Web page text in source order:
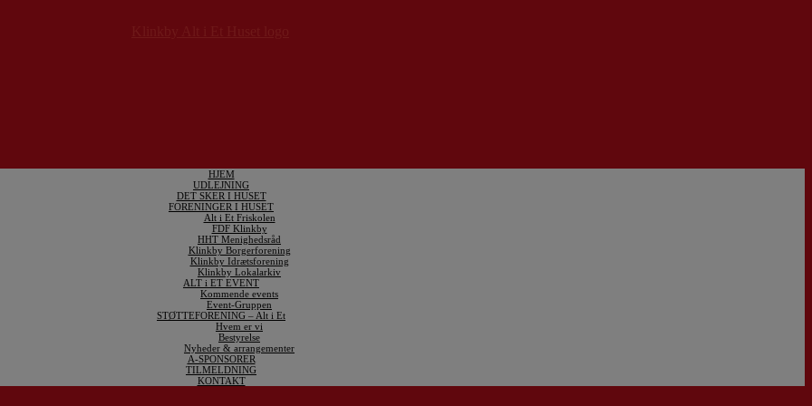
HJEM
UDLEJNING
DET SKER I HUSET
FORENINGER I HUSET
Alt i Et Friskolen
FDF Klinkby
HHT Menighedsråd
Klinkby Borgerforening
Klinkby Idrætsforening
Klinkby Lokalarkiv
ALT i ET EVENT
Kommende events
Event-Gruppen
STØTTEFORENING – Alt i Et
Hvem er vi
Bestyrelse
Nyheder & arrangementer
A-SPONSORER
TILMELDNING
KONTAKT